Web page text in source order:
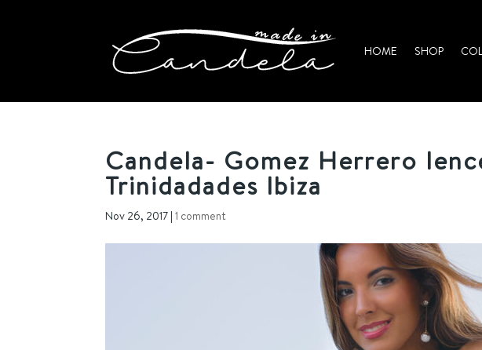
HOME SHOP
Candela- Gomez Herrero
Trinidadades Ibiza
Nov 26, 2017 |1 comment